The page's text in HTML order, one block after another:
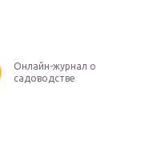
Онлайн-журнал о
садоводстве